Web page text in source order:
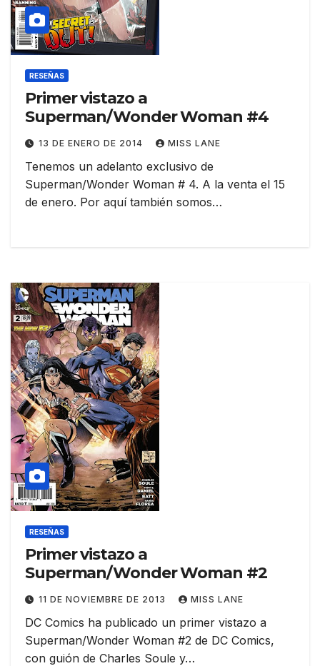
RESEÑAS
Primer vistazo a
Superman/Wonder Woman #4
13 DE ENERO DE 2014 MISS LANE
Tenemos un adelanto exclusivo de
Superman/Wonder Woman # 4. A la venta el 15
de enero. Por aquí también somos…
RESEÑAS
Primer vistazo a
Superman/Wonder Woman #2
11 DE NOVIEMBRE DE 2013 MISS LANE
DC Comics ha publicado un primer vistazo a
Superman/Wonder Woman #2 de DC Comics,
con guión de Charles Soule y…